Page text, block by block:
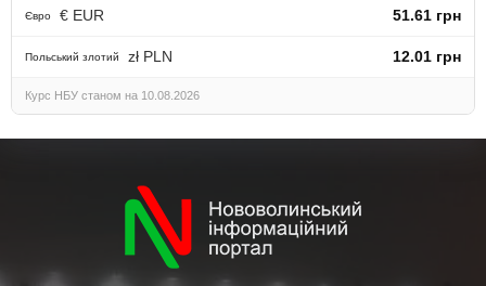
Євро € EUR 51.61 грн
Польський злотий zł PLN 12.01 грн
Курс НБУ станом на 10.08.2026